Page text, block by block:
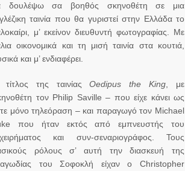
δουλέψω σα βοηθός σκηνοθέτη σε μια
ταινία που θα γυριστεί στην Ελλάδα το
μ’ εκείνον διευθυντή φωτογραφίας. Με
οικονομικά και τη μισή ταινία στα κουτιά,
και μ’ ενδιαφέρει.
της ταινίαςOedipus the King , με
τον Philip Saville – που είχε κάνει ως
μόνο τηλεόραση – και παραγωγό τον Michael
που ήταν εκτός από εμπνευστής του
και συν-σεναριογράφος. Τους
ρόλους σ’ αυτή την διασκευή της
του Σοφοκλή είχαν ο Christopher